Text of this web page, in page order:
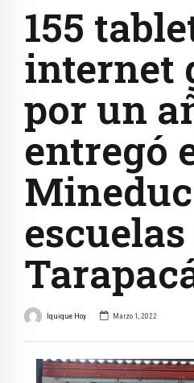
155
internet
por un
entregó
escuelas
Iquique Hoy Marzo 1, 2022